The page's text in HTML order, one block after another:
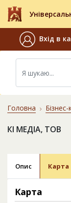
Вхід в
Головна
КІ МЕДІА, ТОВ
Опис Карта
Карта